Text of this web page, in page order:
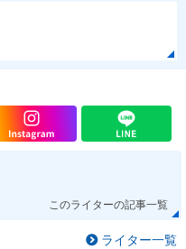
このライターの記事一覧
ライター一覧